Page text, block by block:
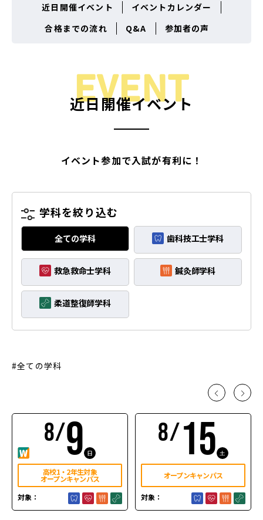
近日開催イベント
イベントカレンダー
合格までの流れ
Q&A 参加者の声
EVENT
近日開催イベント
イベント参加で入試が有利に！
学科を絞り込む
全ての学科 歯科技工士学科
救急救命士学科 鍼灸師学科
柔道整復師学科
全ての学科
8/9 日
高校1・2年生対象
オープンキャンパス
対象：
8/15 土
オープンキャンパス
対象：